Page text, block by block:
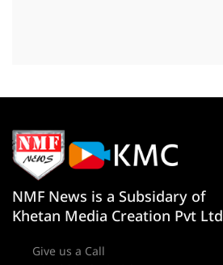
NMF News is a Subsidary of
Khetan Media Creation Pvt Ltd
Give us a Call